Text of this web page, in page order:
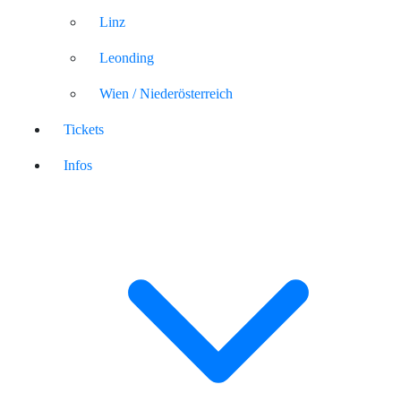
Linz
Leonding
Wien / Niederösterreich
Tickets
Infos